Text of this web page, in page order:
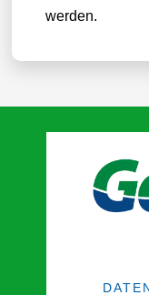
werden.